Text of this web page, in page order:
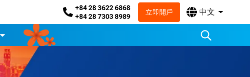
+84 28 3622 6868
+84 28 7303 8989
立即開戶 中文